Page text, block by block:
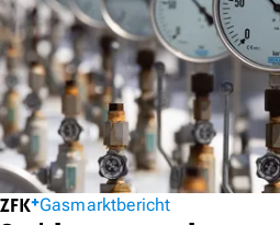
Gasmarktbericht